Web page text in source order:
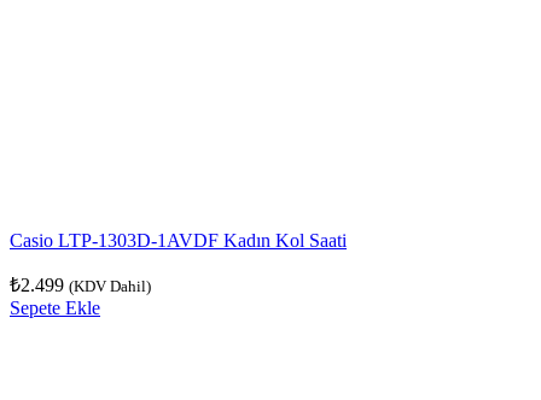
Casio LTP-1303D-1AVDF Kadın Kol Saati
₺2.499 (KDV Dahil)
Sepete Ekle